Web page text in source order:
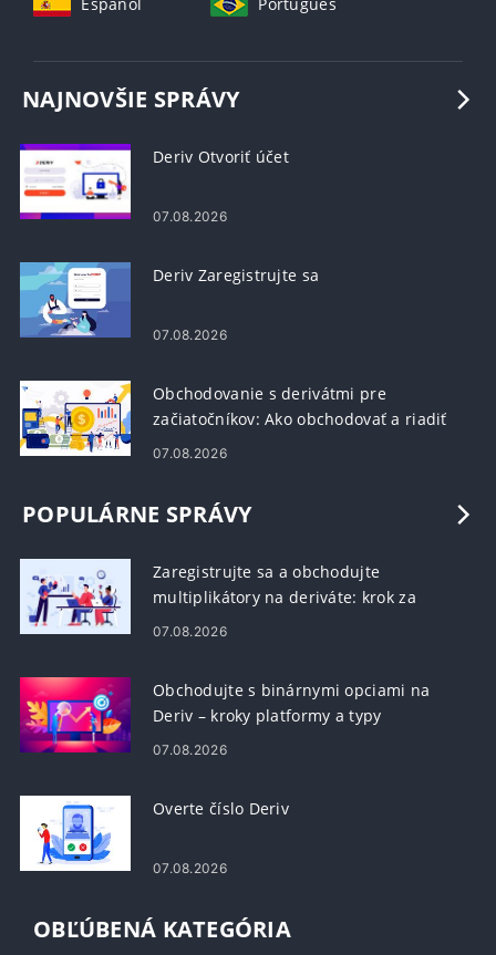
NAJNOVŠIE SPRÁVY
Deriv Otvoriť účet
07.08.2026
Deriv Zaregistrujte sa
07.08.2026
Obchodovanie s derivátmi pre
začiatočníkov: Ako obchodovať a riadiť
riziko
07.08.2026
POPULÁRNE SPRÁVY
Zaregistrujte sa a obchodujte
multiplikátory na deriváte: krok za
krokom
07.08.2026
Obchodujte s binárnymi opciami na
Deriv – kroky platformy a typy
objednávok
07.08.2026
Overte číslo Deriv
07.08.2026
OBĽÚBENÁ KATEGÓRIA